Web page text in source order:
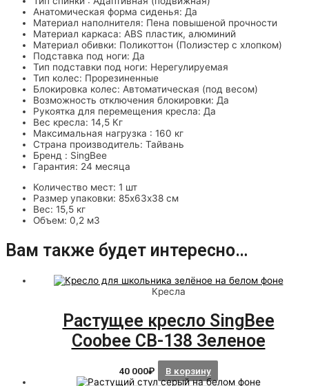
Анатомическая форма сиденья: Да
Материал наполнителя: Пена повышеной прочности
Материал каркаса: ABS пластик, алюминий
Материал обивки: Поликоттон (Полиэстер с хлопком)
Подставка под ноги: Да
Тип подставки под ноги: Нерегулируемая
Тип колес: Прорезиненные
Блокировка колес: Автоматическая (под весом)
Возможность отключения блокировки: Да
Рукоятка для перемещения кресла: Да
Вес кресла: 14,5 Кг
Максимальная нагрузка : 160 кг
Страна производитель: Тайвань
Бренд : SingBee
Гарантия: 24 месяца
Количество мест: 1 шт
Размер упаковки: 85х63х38 см
Вес: 15,5 кг
Объем: 0,2 м3
Вам также будет интересно…
Кресла
Растущее кресло SingBee
Coobee CB-138 Зеленое
40 000₽
В корзину